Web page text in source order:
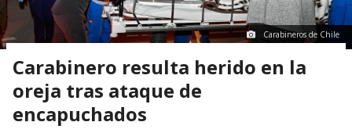
Carabineros de Chile
Carabinero resulta herido en la
oreja tras ataque de
encapuchados